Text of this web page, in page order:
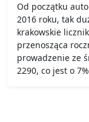
Od początku
2016 roku, tak
krakowskie
przenosząca
prowadzenie ze
2290, co jest o